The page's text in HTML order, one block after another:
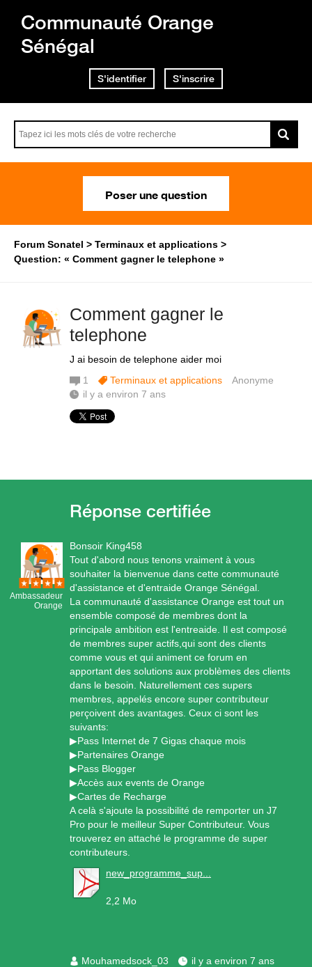
Communauté Orange
Sénégal
S'identifier S'inscrire
Poser une question
Forum Sonatel
Terminaux et applications
Question: « Comment gagner le telephone »
Comment gagner le
telephone
J ai besoin de telephone aider moi
1
Terminaux et applications
Anonyme
il y a environ 7 ans
Ambassadeur
Orange
Bonsoir King458
Tout d'abord nous tenons vraiment à vous
souhaiter la bienvenue dans cette communauté
d'assistance et d'entraide Orange Sénégal.
La communauté d'assistance Orange est tout un
ensemble composé de membres dont la
principale ambition est l'entreaide. Il est composé
de membres super actifs,qui sont des clients
comme vous et qui animent ce forum en
apportant des solutions aux problèmes des clients
dans le besoin. Naturellement ces supers
membres, appelés encore super contributeur
perçoivent des avantages. Ceux ci sont les
suivants:
▶Pass Internet de 7 Gigas chaque mois
▶Partenaires Orange
▶Pass Blogger
▶Accès aux events de Orange
▶Cartes de Recharge
A celà s'ajoute la possibilité de remporter un J7
Pro pour le meilleur Super Contributeur. Vous
trouverez en attaché le programme de super
contributeurs.
new_programme_sup...
2,2 Mo
Mouhamedsock_03
il y a environ 7 ans